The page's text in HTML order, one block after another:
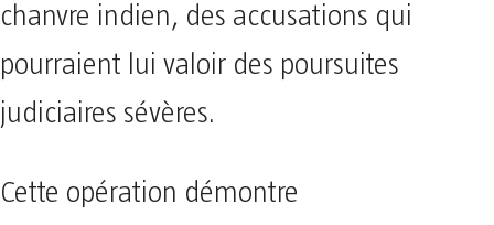
chanvre indien, des accusations qui
pourraient lui valoir des poursuites
judiciaires sévères.
Cette opération démontre